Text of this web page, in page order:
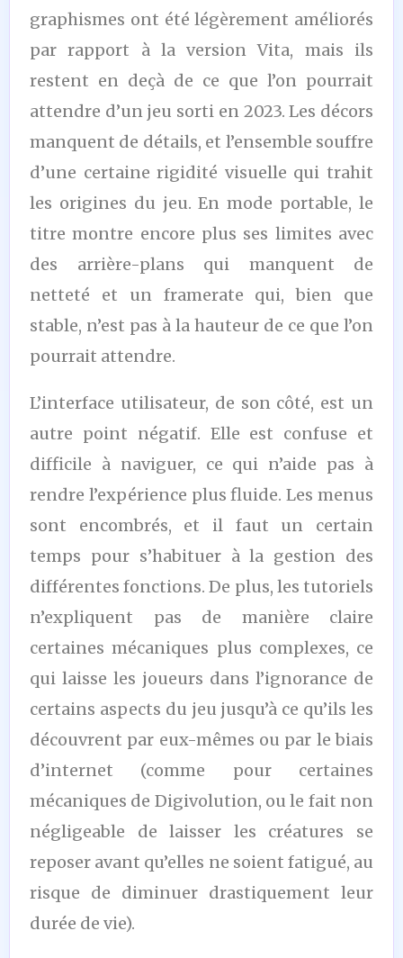
graphismes ont été légèrement améliorés
par rapport à la version Vita, mais ils
restent en deçà de ce que l’on pourrait
attendre d’un jeu sorti en 2023. Les décors
manquent de détails, et l’ensemble souffre
d’une certaine rigidité visuelle qui trahit
les origines du jeu. En mode portable, le
titre montre encore plus ses limites avec
des arrière-plans qui manquent de
netteté et un framerate qui, bien que
stable, n’est pas à la hauteur de ce que l’on
pourrait attendre.
L’interface utilisateur, de son côté, est un
autre point négatif. Elle est confuse et
difficile à naviguer, ce qui n’aide pas à
rendre l’expérience plus fluide. Les menus
sont encombrés, et il faut un certain
temps pour s’habituer à la gestion des
différentes fonctions. De plus, les tutoriels
n’expliquent pas de manière claire
certaines mécaniques plus complexes, ce
qui laisse les joueurs dans l’ignorance de
certains aspects du jeu jusqu’à ce qu’ils les
découvrent par eux-mêmes ou par le biais
d’internet (comme pour certaines
mécaniques de Digivolution, ou le fait non
négligeable de laisser les créatures se
reposer avant qu’elles ne soient fatigué, au
risque de diminuer drastiquement leur
durée de vie).